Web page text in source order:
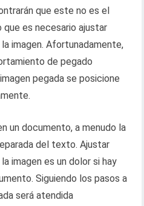
que este no es el
es necesario ajustar
imagen. Afortunadamente,
de pegado
pegada se posicione
un documento, a menudo la
del texto. Ajustar
imagen es un dolor si hay
Siguiendo los pasos a
será atendida